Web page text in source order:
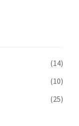
(14)
(10)
(25)